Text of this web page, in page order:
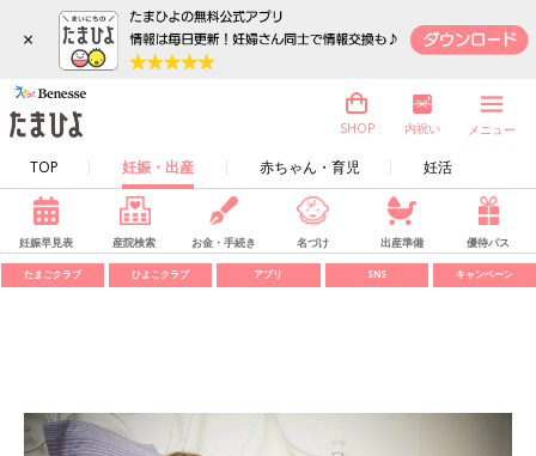
×
TOP 妊娠・出産 赤ちゃん・育児 妊活
SHOP 内祝い メニュー
妊娠早見表 産院検索 お金・手続き 名づけ 出産準備 優待パス
たまごクラブ ひよこクラブ アプリ SNS キャンペーン